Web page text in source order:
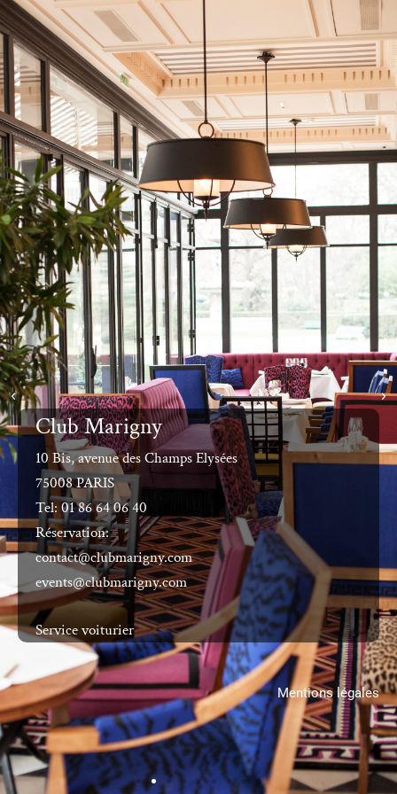
Club Marigny
10 Bis, avenue des Champs Elysées
75008 PARIS
Tel: 01 86 64 06 40
Réservation:
contact@clubmarigny.com
events@clubmarigny.com
Service voiturier
Mentions légales